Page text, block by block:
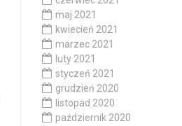
maj 2021
kwiecień 2021
marzec 2021
luty 2021
styczeń 2021
grudzień 2020
listopad 2020
październik 2020